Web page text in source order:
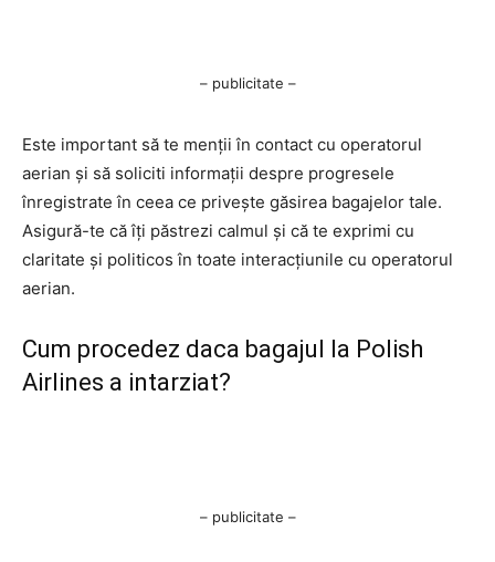
– publicitate –
Este important să te menții în contact cu operatorul
aerian și să soliciti informații despre progresele
înregistrate în ceea ce privește găsirea bagajelor tale.
Asigură-te că îți păstrezi calmul și că te exprimi cu
claritate și politicos în toate interacțiunile cu operatorul
aerian.
Cum procedez daca bagajul la Polish
Airlines a intarziat?
– publicitate –